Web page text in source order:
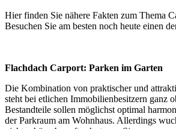
Hier finden Sie nähere Fakten zum Thema
Besuchen Sie am besten noch heute einen
Flachdach Carport: Parken im Garten
Die Kombination von praktischer und
steht bei etlichen Immobilienbesitzern ganz
Bestandteile sollen möglichst optimal
der Parkraum am Wohnhaus. Allerdings